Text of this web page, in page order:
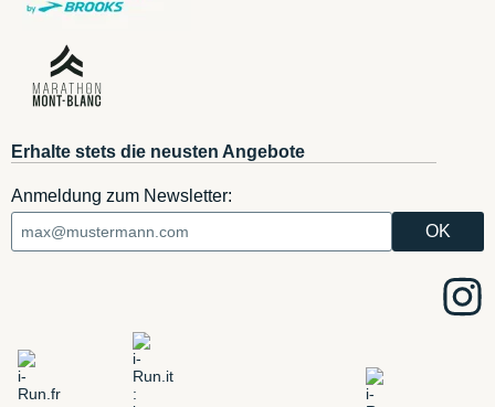
Erhalte stets die neusten Angebote
Anmeldung zum Newsletter: